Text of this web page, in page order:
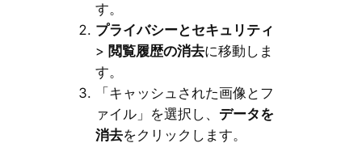
す。
プライバシーとセキュリティ
> 閲覧履歴の消去に移動しま
す。
「キャッシュされた画像とフ
ァイル」を選択し、 データを
消去をクリックします。